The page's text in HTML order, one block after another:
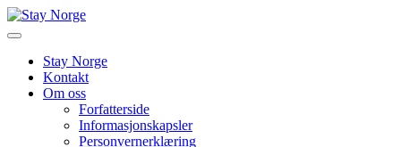
Skip
to
Stay Norge
Kontakt
Om oss
Forfatterside
Informasjonskapsler
Personvernerklæring